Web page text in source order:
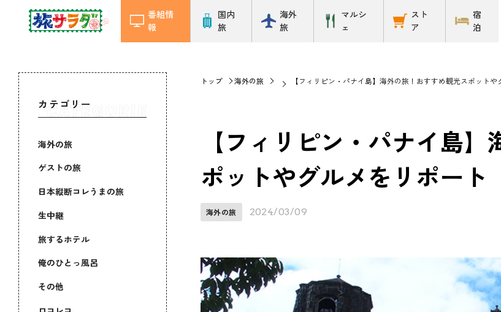
番組情
報
国内
旅
海外
旅
マルシ
ェ
スト
ア
宿
泊
カテゴリー
海外の旅
ゲストの旅
日本縦断コレうまの旅
生中継
旅するホテル
俺のひとっ風呂
その他
トップ 海外の旅 【フィリピン・パナイ島】海外の旅！おすすめ観光スポットや
【フィリピン・パナイ島
ポットやグルメをリポート
海外の旅 2024/03/09